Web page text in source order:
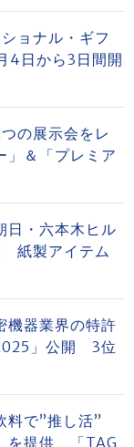
ョナル・ギフ
4日から3日間開
の展示会をレ
＆「プレミア
・六本木ヒル
紙製アイテム
器業界の特許
」公開 3位
料で”推し活”
を提供 「TAG